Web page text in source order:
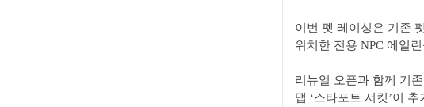
이번 펫 레이싱은 기존
위치한 전용 NPC 에일
리뉴얼 오픈과 함께 기
맵 ‘스타포트 서킷’이